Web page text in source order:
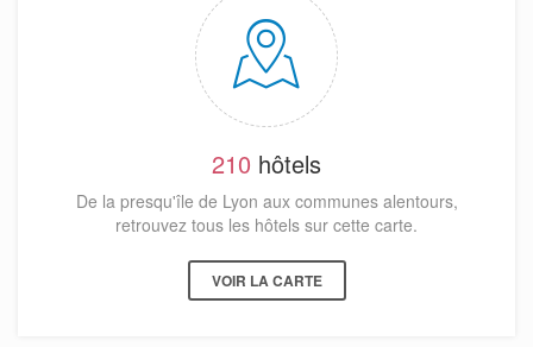
210 hôtels
De la presqu'île de Lyon aux communes alentours,
retrouvez tous les hôtels sur cette carte.
VOIR LA CARTE